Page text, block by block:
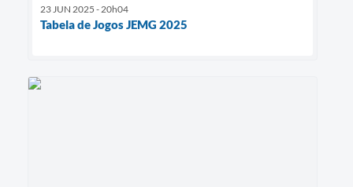
23 JUN 2025 - 20h04
Tabela de Jogos JEMG 2025